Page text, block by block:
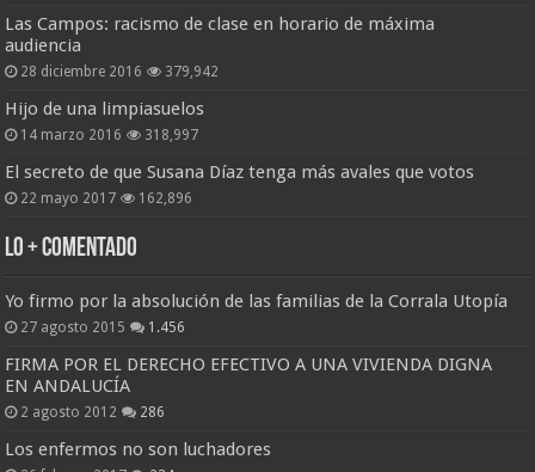
Las Campos: racismo de clase en horario de máxima
audiencia
28 diciembre 2016 379,942
Hijo de una limpiasuelos
14 marzo 2016 318,997
El secreto de que Susana Díaz tenga más avales que votos
22 mayo 2017 162,896
Lo + Comentado
Yo firmo por la absolución de las familias de la Corrala Utopía
27 agosto 2015 1.456
FIRMA POR EL DERECHO EFECTIVO A UNA VIVIENDA DIGNA
EN ANDALUCÍA
2 agosto 2012 286
Los enfermos no son luchadores